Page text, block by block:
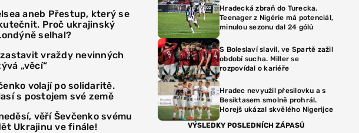
aneb Přestup, který se
Proč ukrajinský
selhal?
vraždy nevinných
„věcí“
volají po solidaritě.
s postojem své země
věří Ševčenko svému
Ukrajinu ve finále!
Hradecká zbraň do Turecka.
Teenager z Nigérie má potenciál,
minulou sezonu dal 24 gólů
S Boleslaví slavil, ve Spartě zažil
období sucha. Miller se
rozpovídal o kariéře
Hradec nevyužil přesilovku a s
Besiktasem smolně prohrál.
Horejš ukázal skvělého Nigerijce
VÝSLEDKY POSLEDNÍCH ZÁPASŮ